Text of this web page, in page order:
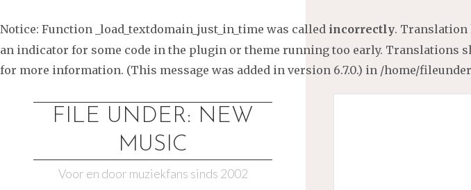
Notice: Function _load_textdomain_just_in_time was called incorrectly. Translation
an indicator for some code in the plugin or theme running too early. Translations
for more information. (This message was added in version 6.7.0.) in /home/
FILE UNDER: NEW
MUSIC
Voor en door muziekfans sinds 2002